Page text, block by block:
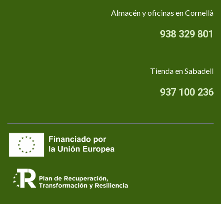
Almacén y oficinas en Cornellà
938 329 801
Tienda en Sabadell
937 100 236